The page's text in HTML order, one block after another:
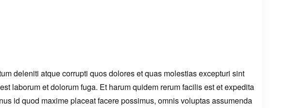
deleniti atque corrupti quos dolores et quas molestias excepturi sint
laborum et dolorum fuga. Et harum quidem rerum facilis est et expedita
id quod maxime placeat facere possimus, omnis voluptas assumenda